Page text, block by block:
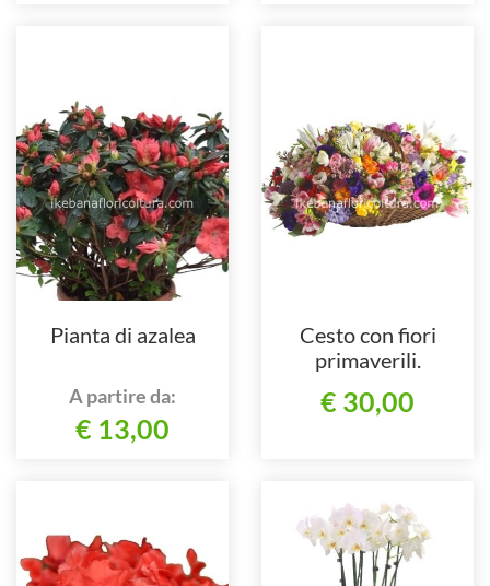
Pianta di azalea
A partire da:
€ 13,00
Cesto con fiori
primaverili.
€ 30,00